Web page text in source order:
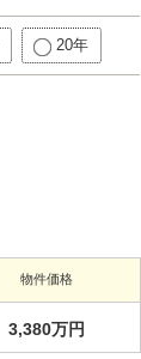
20年
物件価格
3,380万円